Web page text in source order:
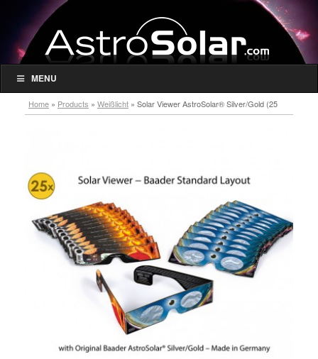
MENU
Home » Products » Weißlicht » Solar Viewer AstroSolar® Silver/Gold (25
Stk.)